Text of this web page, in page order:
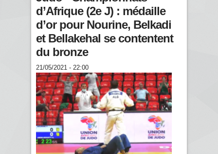
d’Afrique (2e J) : médaille
d’or pour Nourine, Belkadi
et Bellakehal se contentent
du bronze
21/05/2021 - 22:00